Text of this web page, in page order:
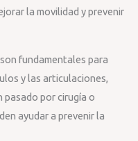
la movilidad y prevenir
fundamentales para
y las articulaciones,
pasado por cirugía o
ayudar a prevenir la